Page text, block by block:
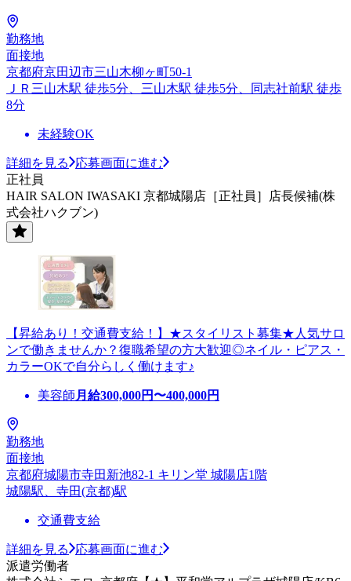
勤務地
面接地
京都府京田辺市三山木柳ヶ町50-1
ＪＲ三山木駅 徒歩5分、三山木駅 徒歩5分、同志社前駅 徒歩
8分
未経験OK
詳細を見る
応募画面に進む
正社員
HAIR SALON IWASAKI 京都城陽店［正社員］店長候補(株
式会社ハクブン)
【昇給あり！交通費支給！】★スタイリスト募集★人気サロ
ンで働きませんか？復職希望の方大歓迎◎ネイル・ピアス・
カラーOKで自分らしく働けます♪
美容師 月給300,000円〜400,000円
勤務地
面接地
京都府城陽市寺田新池82-1 キリン堂 城陽店1階
城陽駅、寺田(京都)駅
交通費支給
詳細を見る
応募画面に進む
派遣労働者